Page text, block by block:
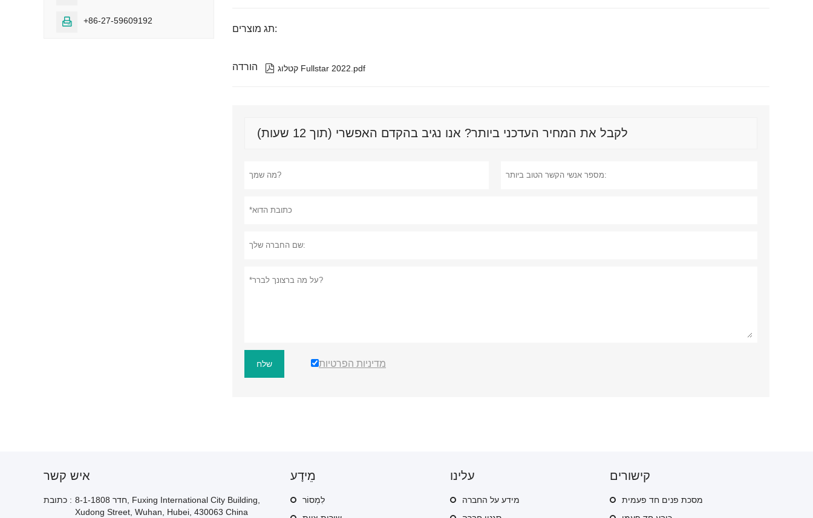
תג מוצרים:
הורדה  קטלוג Fullstar 2022.pdf
לקבל את המחיר העדכני ביותר? אנו נגיב בהקדם האפשרי (תוך 12 שעות)
שלח מדיניות הפרטיות
 +86-27-59609192
איש קשר
כתובת : חדר 8-1-1808, Fuxing International City Building,
Xudong Street, Wuhan, Hubei, 430063 China
מֵידָע
לִמְסוֹר
עלינו
מידע על החברה
קישורים
מסכת פנים חד פעמית